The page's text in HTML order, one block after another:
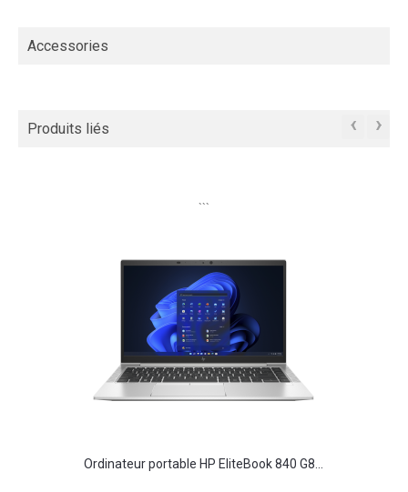
Accessories
Produits liés ‹ ›
```
Ordinateur portable HP EliteBook 840 G8...